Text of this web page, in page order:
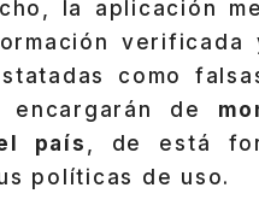
la aplicación
como
encargarán de
país
, de está
políticas de uso.